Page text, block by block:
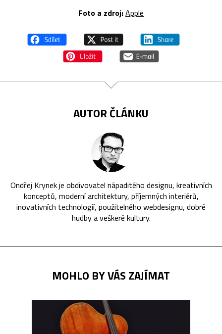
Foto a zdroj:Apple
AUTOR ČLÁNKU
Ondřej Krynek je obdivovatel nápaditého designu, kreativních
konceptů, moderní architektury, příjemných interiérů,
inovativních technologií, použitelného webdesignu, dobré
hudby a veškeré kultury.
MOHLO BY VÁS ZAJÍMAT